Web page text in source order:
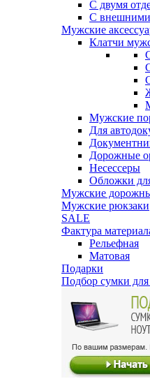
С двумя
С
Мужские
Клатчи
Мужские
Для
Дорожные
Несессеры
Обложки
Мужские
Мужские рюкзаки
SALE
Фактура
Рельефная
Матовая
Подарки
Подбор сумки для